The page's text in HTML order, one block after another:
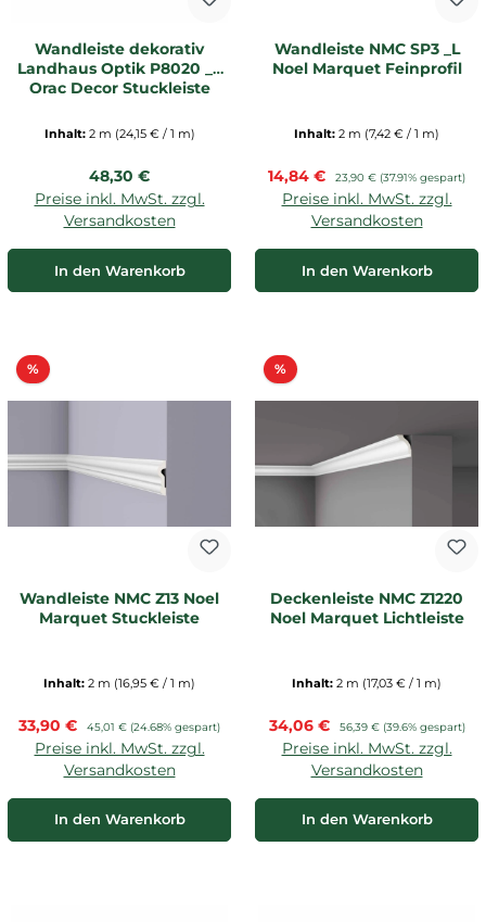
Wandleiste dekorativ
Landhaus Optik P8020 _L
Orac Decor Stuckleiste
Inhalt: 2 m (24,15 € / 1 m)
Regulärer Preis:
48,30 €
Preise inkl. MwSt. zzgl.
Versandkosten
In den Warenkorb
Wandleiste NMC SP3 _L
Noel Marquet Feinprofil
Inhalt: 2 m (7,42 € / 1 m)
Verkaufspreis:
14,84 € Regulärer Preis:
23,90 € (37.91% gespart)
Preise inkl. MwSt. zzgl.
Versandkosten
In den Warenkorb
%Rabatt
Wandleiste NMC Z13 Noel
Marquet Stuckleiste
Inhalt: 2 m (16,95 € / 1 m)
Verkaufspreis:
33,90 € Regulärer Preis:
45,01 € (24.68% gespart)
Preise inkl. MwSt. zzgl.
Versandkosten
In den Warenkorb
%Rabatt
Deckenleiste NMC Z1220
Noel Marquet Lichtleiste
Inhalt: 2 m (17,03 € / 1 m)
Verkaufspreis:
34,06 € Regulärer Preis:
56,39 € (39.6% gespart)
Preise inkl. MwSt. zzgl.
Versandkosten
In den Warenkorb